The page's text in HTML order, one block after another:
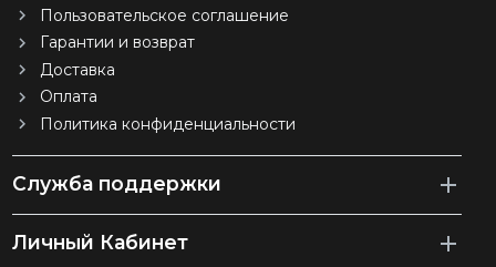
Пользовательское соглашение
Гарантии и возврат
Доставка
Оплата
Политика конфиденциальности
Служба поддержки
Личный Кабинет